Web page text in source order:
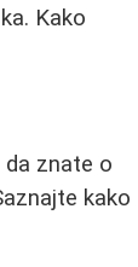
Kako
znate o
kako